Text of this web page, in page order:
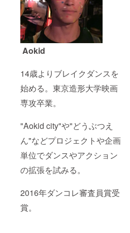
Aokid
14歳よりブレイクダンスを
始める。東京造形大学映画
専攻卒業。
‪"Aokid city"や"どうぶつえ
ん"などプロジェクトや企画
単位でダンスやアクション
の拡張を試みる。
‪2016年ダンコレ審査員賞受
賞。